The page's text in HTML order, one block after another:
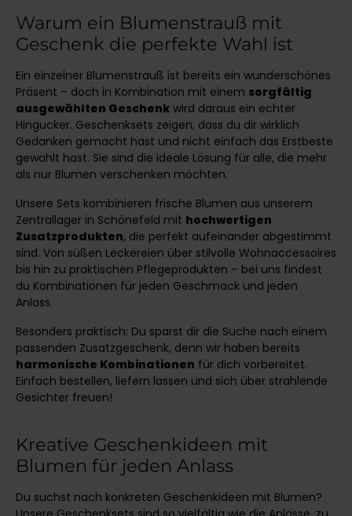
Warum ein Blumenstrauß mit
Geschenk die perfekte Wahl ist
Ein einzelner Blumenstrauß ist bereits ein wunderschönes
Präsent – doch in Kombination mit einem sorgfältig
ausgewählten Geschenk wird daraus ein echter
Hingucker. Geschenksets zeigen, dass du dir wirklich
Gedanken gemacht hast und nicht einfach das Erstbeste
gewählt hast. Sie sind die ideale Lösung für alle, die mehr
als nur Blumen verschenken möchten.
Unsere Sets kombinieren frische Blumen aus unserem
Zentrallager in Schönefeld mit hochwertigen
Zusatzprodukten, die perfekt aufeinander abgestimmt
sind. Von süßen Leckereien über stilvolle Wohnaccessoires
bis hin zu praktischen Pflegeprodukten – bei uns findest
du Kombinationen für jeden Geschmack und jeden
Anlass.
Besonders praktisch: Du sparst dir die Suche nach einem
passenden Zusatzgeschenk, denn wir haben bereits
harmonische Kombinationen für dich vorbereitet.
Einfach bestellen, liefern lassen und sich über strahlende
Gesichter freuen!
Kreative Geschenkideen mit
Blumen für jeden Anlass
Du suchst nach konkreten Geschenkideen mit Blumen?